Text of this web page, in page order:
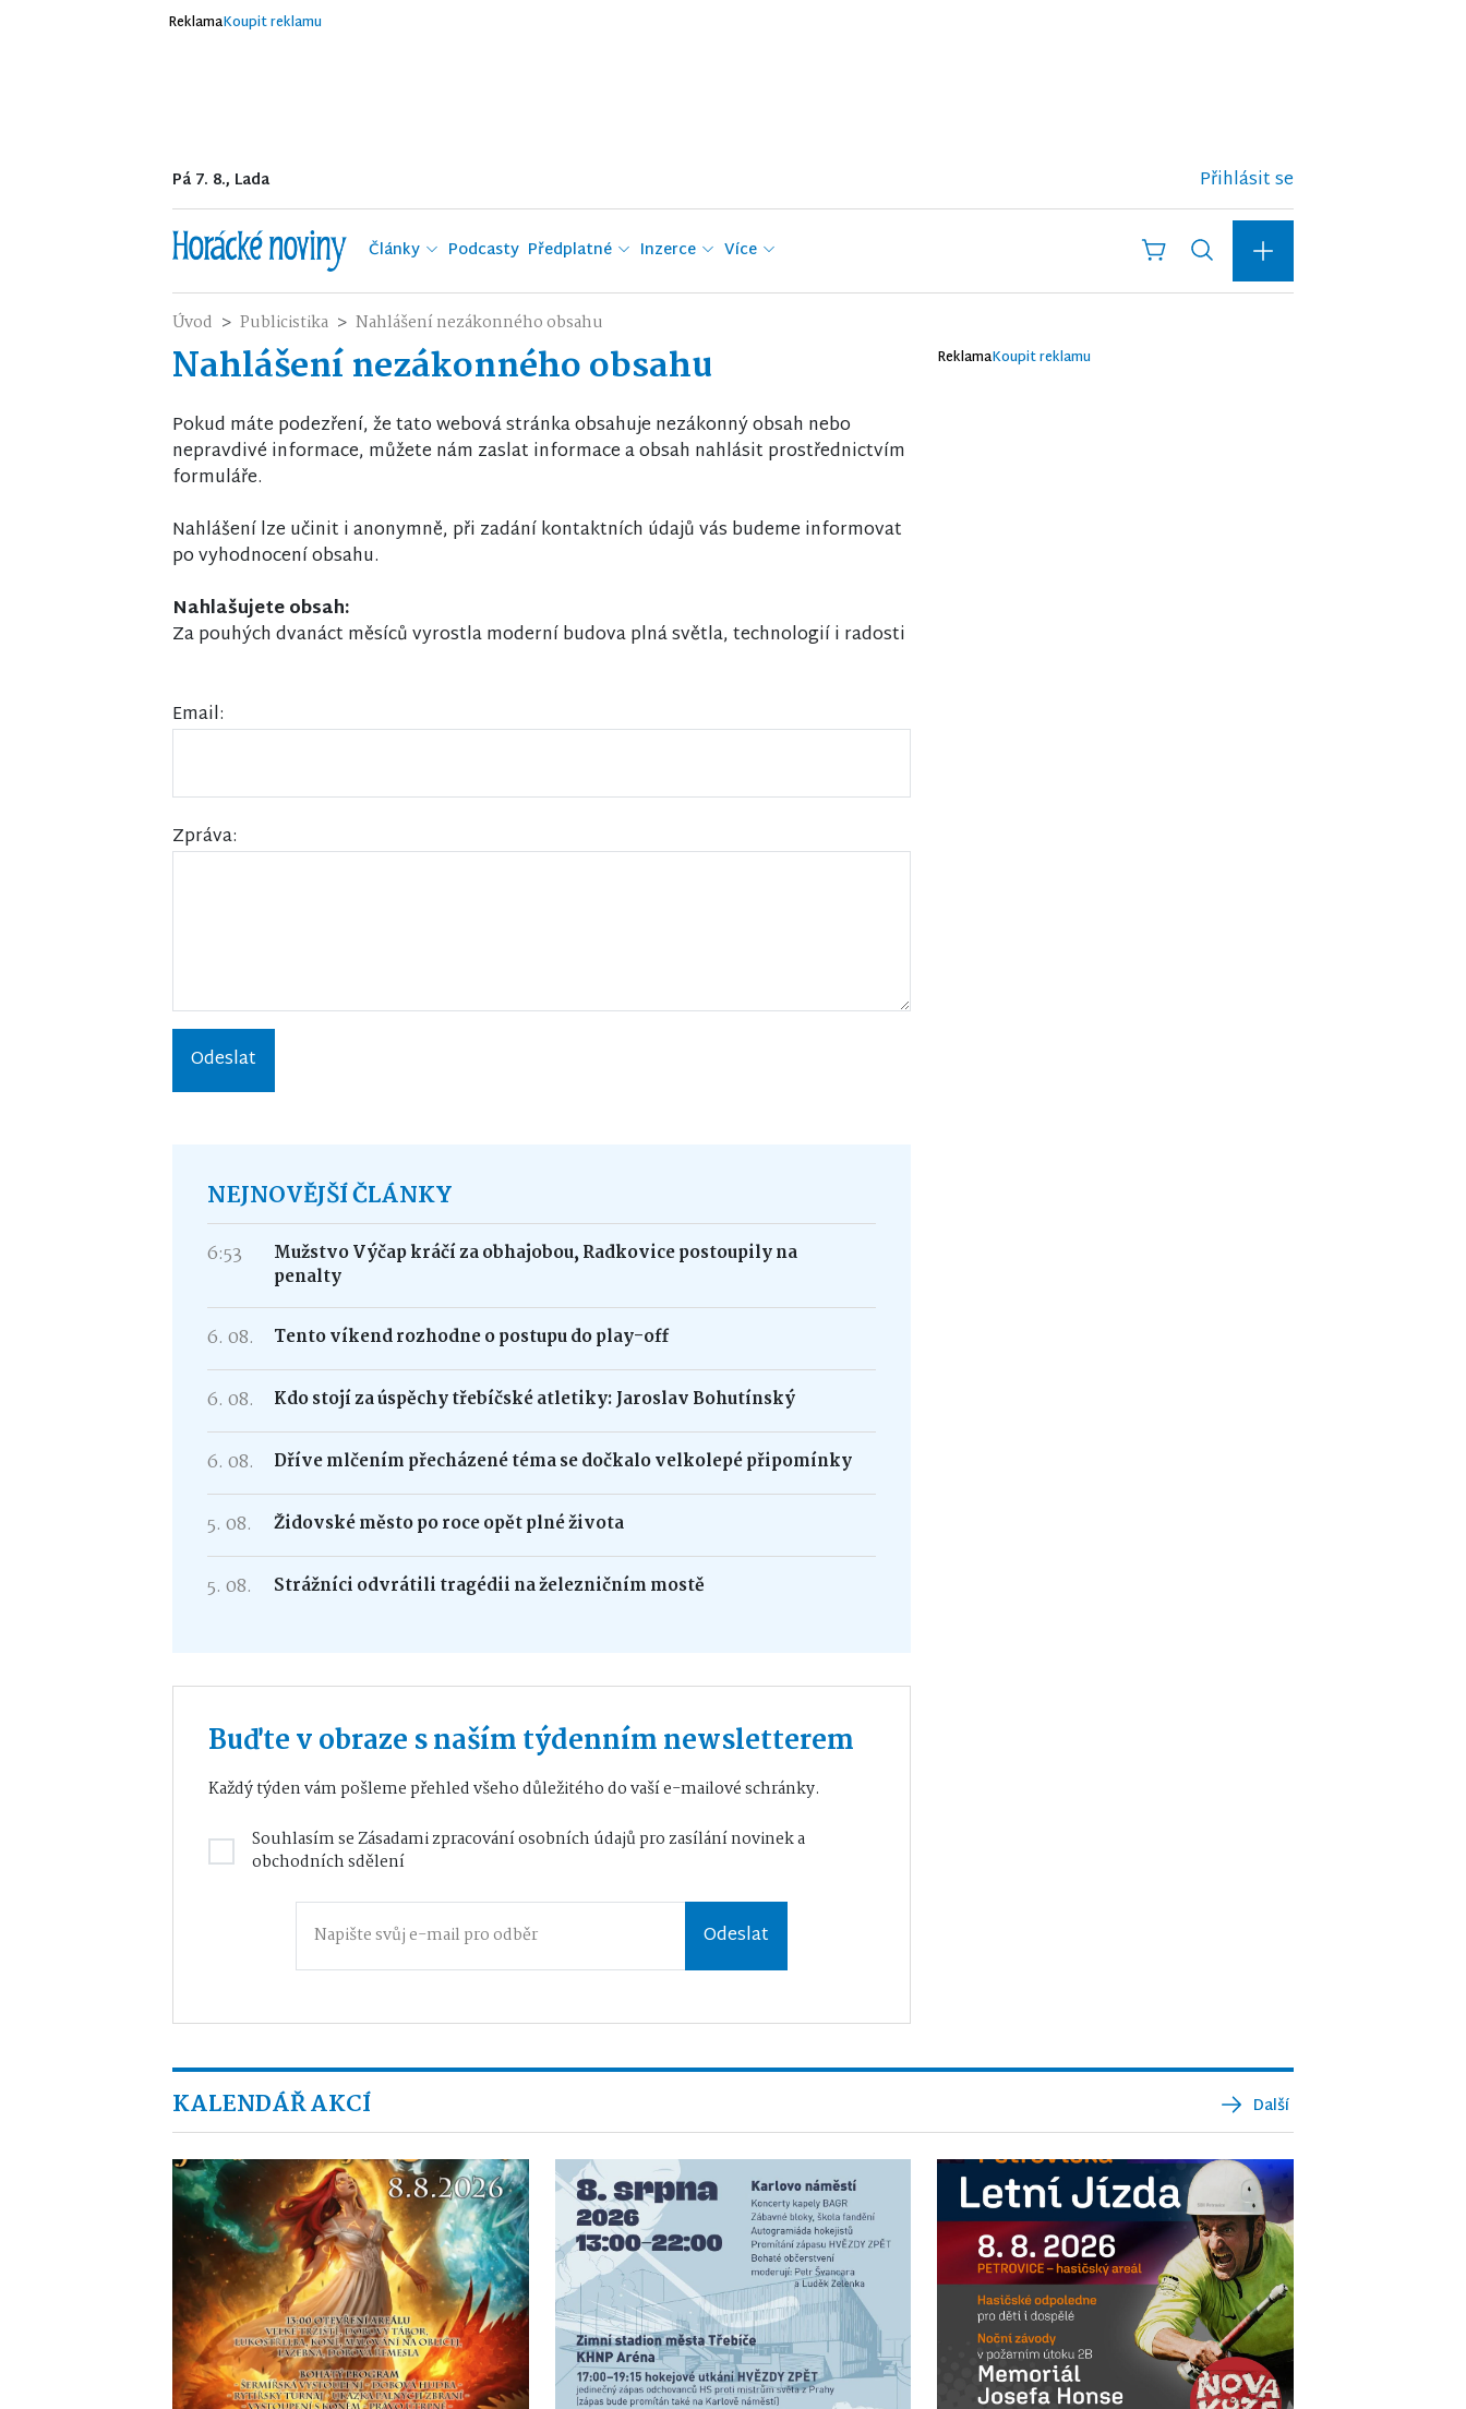
ReklamaKoupit reklamu
Pá 7. 8., Lada Přihlásit se
Články Podcasty Předplatné Inzerce Více
Úvod Publicistika Nahlášení nezákonného obsahu
Nahlášení nezákonného obsahu
Pokud máte podezření, že tato webová stránka obsahuje nezákonný obsah nebo
nepravdivé informace, můžete nám zaslat informace a obsah nahlásit prostřednictvím
formuláře.
Nahlášení lze učinit i anonymně, při zadání kontaktních údajů vás budeme informovat
po vyhodnocení obsahu.
Nahlašujete obsah:
Za pouhých dvanáct měsíců vyrostla moderní budova plná světla, technologií i radosti
Email:
Zpráva:
Odeslat
NEJNOVĚJŠÍ ČLÁNKY
6:53
Mužstvo Výčap kráčí za obhajobou, Radkovice postoupily na
penalty
6. 08. Tento víkend rozhodne o postupu do play-off
6. 08. Kdo stojí za úspěchy třebíčské atletiky: Jaroslav Bohutínský
6. 08. Dříve mlčením přecházené téma se dočkalo velkolepé připomínky
5. 08. Židovské město po roce opět plné života
5. 08. Strážníci odvrátili tragédii na železničním mostě
Buďte v obraze s naším týdenním newsletterem
Každý týden vám pošleme přehled všeho důležitého do vaší e-mailové schránky.
Souhlasím seZásadami zpracování osobních údajůpro zasílání novinek a
obchodních sdělení
Odeslat
ReklamaKoupit reklamu
KALENDÁŘ AKCÍ Další